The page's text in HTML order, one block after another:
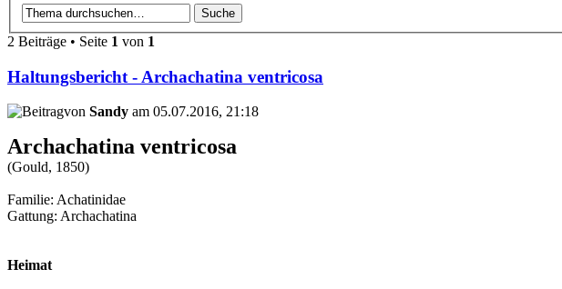
2 Beiträge • Seite 1 von 1
Haltungsbericht - Archachatina ventricosa
von Sandy am 05.07.2016, 21:18
Archachatina ventricosa
(Gould, 1850)
Familie: Achatinidae
Gattung: Archachatina
Heimat